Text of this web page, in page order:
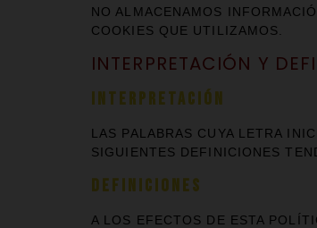
NO ALMACENAMOS
COOKIES QUE UTILIZAMOS.
INTERPRETACIÓN Y
INTERPRETACIÓN
LAS PALABRAS CUYA LETRA
SIGUIENTES DEFINICIONES
DEFINICIONES
A LOS EFECTOS DE ESTA